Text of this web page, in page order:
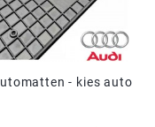
- kies auto